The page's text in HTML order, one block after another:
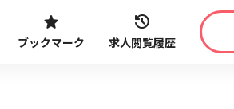
ブックマーク 求人閲覧履歴